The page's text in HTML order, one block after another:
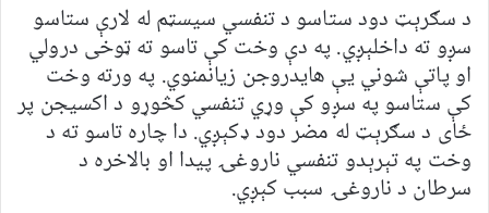
د سګرېټ دود ستاسو د تنفسي سیسټم له لارې ستاسو
سږو ته داخلېږي. په دې وخت کې تاسو ته ټوخی درولي
او پاتې شوني یې هایدروجن زیانمنوي. په ورته وخت
کې ستاسو په سږو کې وړي تنفسي کڅوړو د اکسیجن پر
ځای د سګرېټ له مضر دود ډکېږي. دا چاره تاسو ته د
وخت په تېرېدو تنفسي ناروغۍ پیدا او بالاخره د
سرطان د ناروغۍ سبب کېږي.